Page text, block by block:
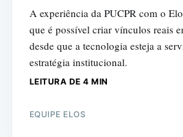
A experiência da PUCPR com o
que é possível criar vínculos reais
desde que a tecnologia esteja a
estratégia institucional.
LEITURA DE 4 MIN
EQUIPE ELOS